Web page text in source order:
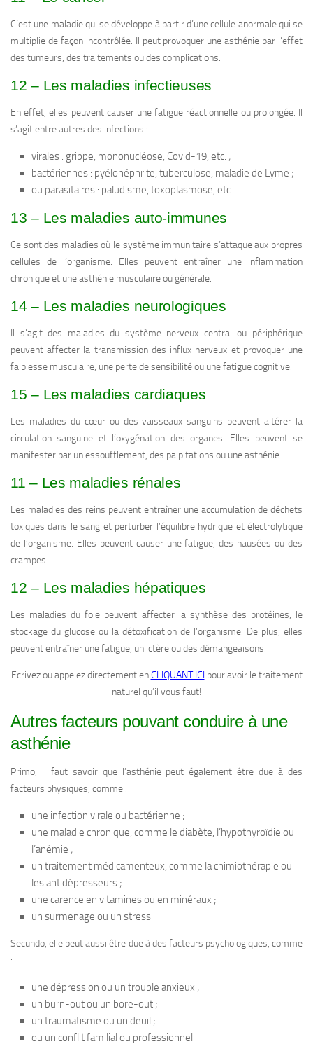
C’est une maladie qui se développe à partir d’une cellule anormale qui se
multiplie de façon incontrôlée. Il peut provoquer une asthénie par l’effet
des tumeurs, des traitements ou des complications.
12 – Les maladies infectieuses
En effet, elles peuvent causer une fatigue réactionnelle ou prolongée. Il
s’agit entre autres des infections :
virales : grippe, mononucléose, Covid-19, etc. ;
bactériennes : pyélonéphrite, tuberculose, maladie de Lyme ;
ou parasitaires : paludisme, toxoplasmose, etc.
13 – Les maladies auto-immunes
Ce sont des maladies où le système immunitaire s’attaque aux propres
cellules de l’organisme. Elles peuvent entraîner une inflammation
chronique et une asthénie musculaire ou générale.
14 – Les maladies neurologiques
Il s’agit des maladies du système nerveux central ou périphérique
peuvent affecter la transmission des influx nerveux et provoquer une
faiblesse musculaire, une perte de sensibilité ou une fatigue cognitive.
15 – Les maladies cardiaques
Les maladies du cœur ou des vaisseaux sanguins peuvent altérer la
circulation sanguine et l’oxygénation des organes. Elles peuvent se
manifester par un essoufflement, des palpitations ou une asthénie.
11 – Les maladies rénales
Les maladies des reins peuvent entraîner une accumulation de déchets
toxiques dans le sang et perturber l’équilibre hydrique et électrolytique
de l’organisme. Elles peuvent causer une fatigue, des nausées ou des
crampes.
12 – Les maladies hépatiques
Les maladies du foie peuvent affecter la synthèse des protéines, le
stockage du glucose ou la détoxification de l’organisme. De plus, elles
peuvent entraîner une fatigue, un ictère ou des démangeaisons.
Ecrivez ou appelez directement enCLIQUANT ICI pour avoir le traitement
naturel qu’il vous faut!
Autres facteurs pouvant conduire à une
asthénie
Primo, il faut savoir que l’asthénie peut également être due à des
facteurs physiques, comme :
une infection virale ou bactérienne ;
une maladie chronique, comme le diabète, l’hypothyroïdie ou
l’anémie ;
un traitement médicamenteux, comme la chimiothérapie ou
les antidépresseurs ;
une carence en vitamines ou en minéraux ;
un surmenage ou un stress
Secundo, elle peut aussi être due à des facteurs psychologiques, comme
:
une dépression ou un trouble anxieux ;
un burn-out ou un bore-out ;
un traumatisme ou un deuil ;
ou un conflit familial ou professionnel